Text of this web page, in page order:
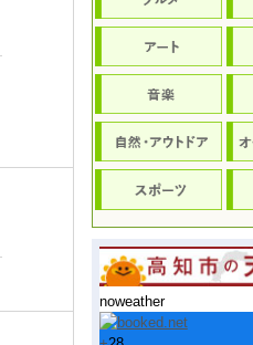
noweather